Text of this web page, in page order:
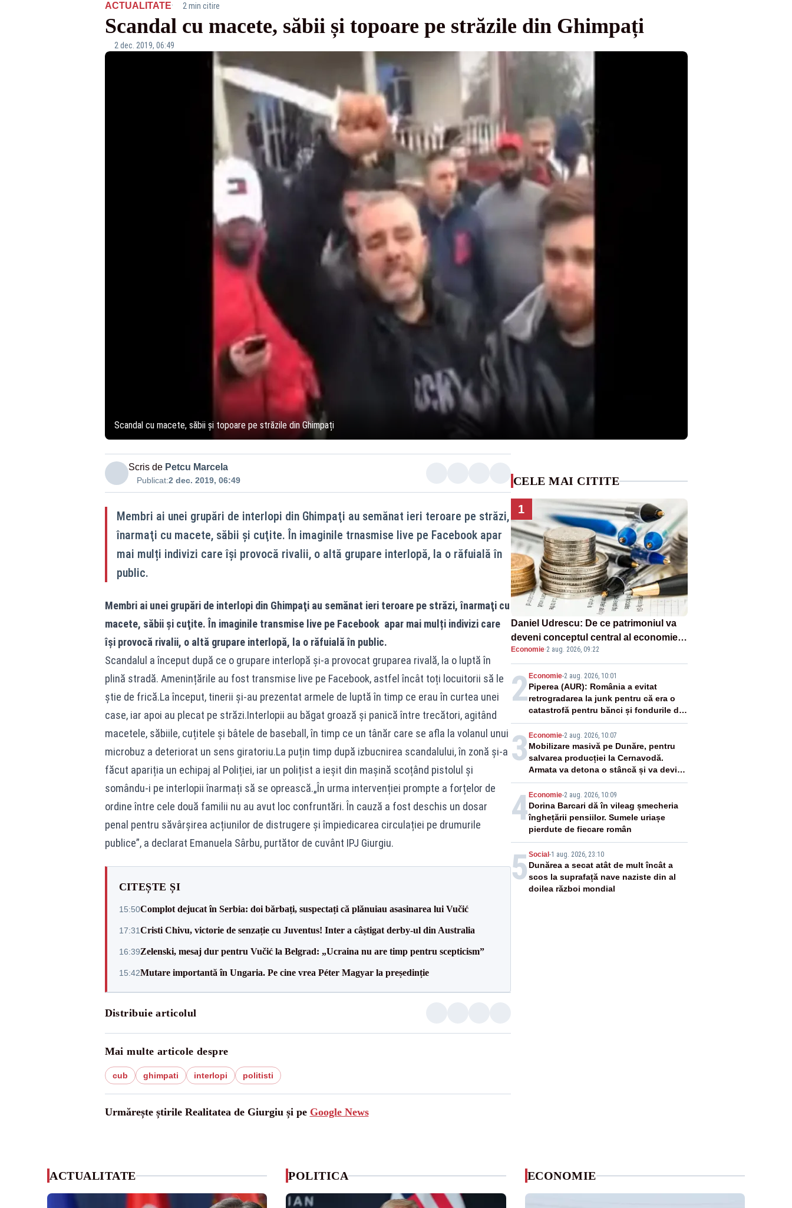
ACTUALITATE· 2 min citire
Scandal cu macete, săbii și topoare pe străzile din Ghimpați
2 dec. 2019, 06:49
Scandal cu macete, săbii și topoare pe străzile din Ghimpați
Scris de Petcu Marcela
Publicat:2 dec. 2019, 06:49
Membri ai unei grupări de interlopi din Ghimpaţi au semănat ieri teroare pe străzi,
înarmaţi cu macete, săbii şi cuţite. În imaginile trnasmise live pe Facebook apar
mai mulți indivizi care își provocă rivalii, o altă grupare interlopă, la o răfuială în
public.
Membri ai unei grupări de interlopi din Ghimpaţi au semănat ieri teroare pe străzi, înarmaţi cu
macete, săbii şi cuţite. În imaginile transmise live pe Facebook apar mai mulți indivizi care
își provocă rivalii, o altă grupare interlopă, la o răfuială în public.
Scandalul a început după ce o grupare interlopă și-a provocat gruparea rivală, la o luptă în
plină stradă. Amenințările au fost transmise live pe Facebook, astfel încât toți locuitorii să le
știe de frică.La început, tinerii și-au prezentat armele de luptă în timp ce erau în curtea unei
case, iar apoi au plecat pe străzi.Interlopii au băgat groază și panică între trecători, agitând
macetele, săbiile, cuțitele și bâtele de baseball, în timp ce un tânăr care se afla la volanul unui
microbuz a deteriorat un sens giratoriu.La puțin timp după izbucnirea scandalului, în zonă și-a
făcut apariția un echipaj al Poliției, iar un polițist a ieșit din mașină scoțând pistolul și
somându-i pe interlopii înarmați să se oprească.„În urma intervenției prompte a forțelor de
ordine între cele două familii nu au avut loc confruntări. În cauză a fost deschis un dosar
penal pentru săvârșirea acțiunilor de distrugere și împiedicarea circulației pe drumurile
publice”, a declarat Emanuela Sârbu, purtător de cuvânt IPJ Giurgiu.
CITEȘTE ȘI
15:50Complot dejucat în Serbia: doi bărbați, suspectați că plănuiau asasinarea lui Vučić
17:31Cristi Chivu, victorie de senzație cu Juventus! Inter a câștigat derby-ul din Australia
16:39Zelenski, mesaj dur pentru Vučić la Belgrad: „Ucraina nu are timp pentru scepticism”
15:42Mutare importantă în Ungaria. Pe cine vrea Péter Magyar la președinție
Distribuie articolul
Mai multe articole despre
cub ghimpati interlopi politisti
Urmărește știrile Realitatea de Giurgiu și pe Google News
CELE MAI CITITE
1
Daniel Udrescu: De ce patrimoniul va
deveni conceptul central al economiei
viitoare?
Economie·2 aug. 2026, 09:22
2 Economie-2 aug. 2026, 10:01
Piperea (AUR): România a evitat
retrogradarea la junk pentru că era o
catastrofă pentru bănci și fondurile de
pensii
3 Economie-2 aug. 2026, 10:07
Mobilizare masivă pe Dunăre, pentru
salvarea producției la Cernavodă.
Armata va detona o stâncă și va devia
apa fluviului - IMAGINI AERIENE
4 Economie-2 aug. 2026, 10:09
Dorina Barcari dă în vileag șmecheria
înghețării pensiilor. Sumele uriașe
pierdute de fiecare român
5 Social -1 aug. 2026, 23:10
Dunărea a secat atât de mult încât a
scos la suprafață nave naziste din al
doilea război mondial
ACTUALITATE POLITICA ECONOMIE